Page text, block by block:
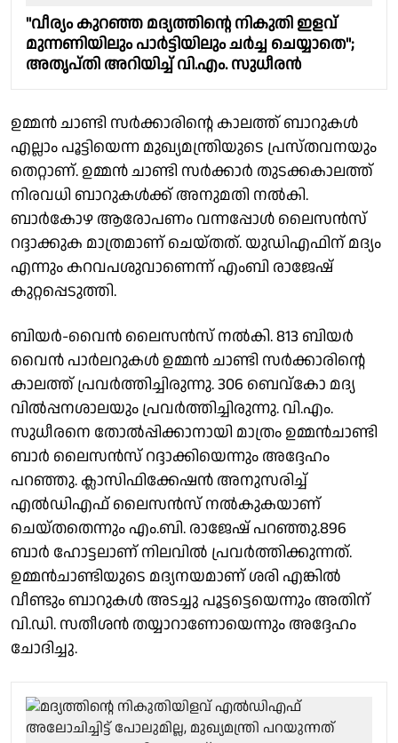
"വീര്യം കുറഞ്ഞ മദ്യത്തിന്റെ നികുതി ഇളവ്
മുന്നണിയിലും പാർട്ടിയിലും ചർച്ച ചെയ്യാതെ";
അതൃപ്തി അറിയിച്ച് വി.എം. സുധീരൻ
ഉമ്മന്‍ ചാണ്ടി സര്‍ക്കാരിന്റെ കാലത്ത് ബാറുകള്‍
എല്ലാം പൂട്ടിയെന്ന മുഖ്യമന്ത്രിയുടെ പ്രസ്തവനയും
തെറ്റാണ്. ഉമ്മന്‍ ചാണ്ടി സര്‍ക്കാര്‍ തുടക്കകാലത്ത്
നിരവധി ബാറുകള്‍ക്ക് അനുമതി നല്‍കി.
ബാര്‍കോഴ ആരോപണം വന്നപ്പോള്‍ ലൈസന്‍സ്
റദ്ദാക്കുക മാത്രമാണ് ചെയ്തത്. യുഡിഎഫിന് മദ്യം
എന്നും കറവപശുവാണെന്ന് എംബി രാജേഷ്
കുറ്റപ്പെടുത്തി.
ബിയര്‍-വൈന്‍ ലൈസന്‍സ് നല്‍കി. 813 ബിയര്‍
വൈന്‍ പാര്‍ലറുകള്‍ ഉമ്മന്‍ ചാണ്ടി സര്‍ക്കാരിന്റെ
കാലത്ത് പ്രവര്‍ത്തിച്ചിരുന്നു. 306 ബെവ്‌കോ മദ്യ
വില്‍പ്പനശാലയും പ്രവര്‍ത്തിച്ചിരുന്നു. വി.എം.
സുധീരനെ തോല്‍പ്പിക്കാനായി മാത്രം ഉമ്മന്‍ചാണ്ടി
ബാര്‍ ലൈസന്‍സ് റദ്ദാക്കിയെന്നും അദ്ദേഹം
പറഞ്ഞു. ക്ലാസിഫിക്കേഷന്‍ അനുസരിച്ച്
എല്‍ഡിഎഫ് ലൈസന്‍സ് നല്‍കുകയാണ്
ചെയ്തതെന്നും എം.ബി. രാജേഷ് പറഞ്ഞു.896
ബാര്‍ ഹോട്ടലാണ് നിലവില്‍ പ്രവര്‍ത്തിക്കുന്നത്.
ഉമ്മന്‍ചാണ്ടിയുടെ മദ്യനയമാണ് ശരി എങ്കില്‍
വീണ്ടും ബാറുകള്‍ അടച്ചു പൂട്ടട്ടെയെന്നും അതിന്
വി.ഡി. സതീശന്‍ തയ്യാറാണോയെന്നും അദ്ദേഹം
ചോദിച്ചു.